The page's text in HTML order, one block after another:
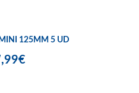
125MM 5 UD